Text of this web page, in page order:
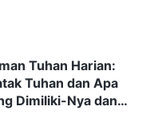
Tuhan Harian:
Tuhan dan Apa
Dimiliki-Nya dan